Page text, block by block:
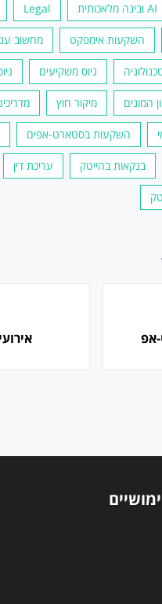
AI ובינה מלאכותית Legal
השקעות אימפקט מחשוב
גיוס משקיעים
המונים מיקור חוץ
השקעות בסטארט-אפים
בנקאות בהייטק עריכת דין
אפ